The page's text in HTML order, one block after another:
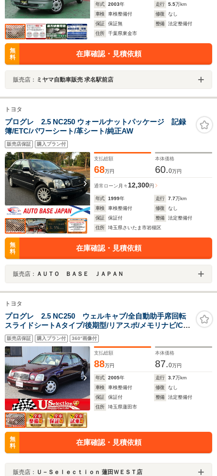
年式 2003年 走行 5.5万km
車検
車検整備付 修復
なし
保証
保証無 整備
法定整備付
住所
千葉県東金市
無
料
在庫確認・見積依頼
販売店： ミヤマ自動車販売 求名駅前店
トヨタ
プログレ 2.5 NC250 ウォールナットパッケージ 記録
簿/ETC/パワーシート/革シート/純正AW
販売店保証 購入プラン付
支払総額
68万円
本体価格
60.0万円
通常ローン 月々 12,300円
年式 1999年 走行 7.7万km
車検
車検整備付 修復
なし
保証
保証付 整備
法定整備付
住所
埼玉県さいたま市岩槻区
無
料
在庫確認・見積依頼
販売店： ＡＵＴＯ ＢＡＳＥ ＪＡＰＡＮ
トヨタ
プログレ 2.5 NC250 ウェルキャブ/全自動助手席回転
スライドシートAタイプ/後期型/リアスポ/メモリナビ/CD
オーディオ/ETC/フロント両席パワーシート/純正アルミ/
販売店保証 購入プラン付 360°画像付
支払総額
88万円
本体価格
87.0万円
年式 2005年 走行 3.7万km
車検
車検整備付 修復
なし
保証
保証付 整備
法定整備付
住所
埼玉県蓮田市
無
料
在庫確認・見積依頼
販売店： Ｕ－Ｓｅｌｅｃｔｉｏｎ 蓮田ＷＥＳＴ店